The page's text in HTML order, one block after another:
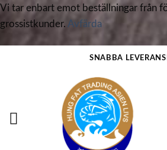
Vi tar enbart emot beställningar från
grossistkunder. Avfärda
SNABBA